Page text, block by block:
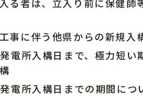
る者は、立入り前に保健
事に伴う他県からの新規
電所入構日まで、極力短
電所入構日までの期間に